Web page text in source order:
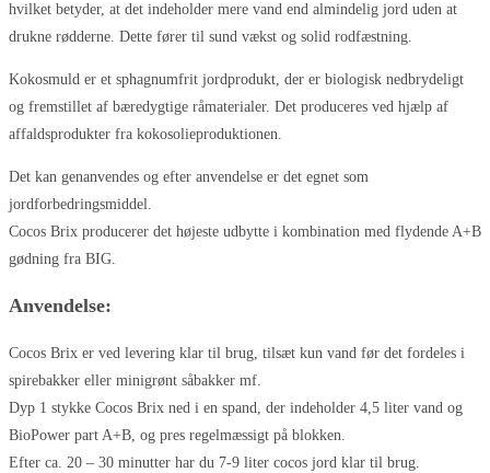
hvilket betyder, at det indeholder mere vand end almindelig jord uden at
drukne rødderne. Dette fører til sund vækst og solid rodfæstning.
Kokosmuld er et sphagnumfrit jordprodukt, der er biologisk nedbrydeligt
og fremstillet af bæredygtige råmaterialer. Det produceres ved hjælp af
affaldsprodukter fra kokosolieproduktionen.
Det kan genanvendes og efter anvendelse er det egnet som
jordforbedringsmiddel.
Cocos Brix producerer det højeste udbytte i kombination med flydende A+B
gødning fra BIG.
Anvendelse:
Cocos Brix er ved levering klar til brug, tilsæt kun vand før det fordeles i
spirebakker eller minigrønt såbakker mf.
Dyp 1 stykke Cocos Brix ned i en spand, der indeholder 4,5 liter vand og
BioPower part A+B, og pres regelmæssigt på blokken.
Efter ca. 20 – 30 minutter har du 7-9 liter cocos jord klar til brug.